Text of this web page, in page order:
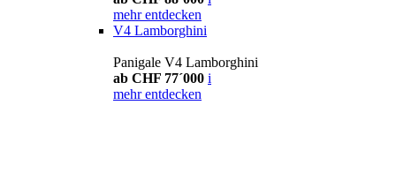
mehr entdecken
V4 Lamborghini
Panigale V4 Lamborghini
ab CHF 77´000 i
mehr entdecken